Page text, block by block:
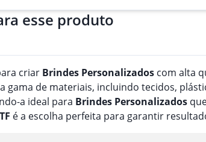
esse produto
criar Brindes Personalizados com alta
de materiais, incluindo tecidos,
a ideal para Brindes Personalizados
é a escolha perfeita para garantir